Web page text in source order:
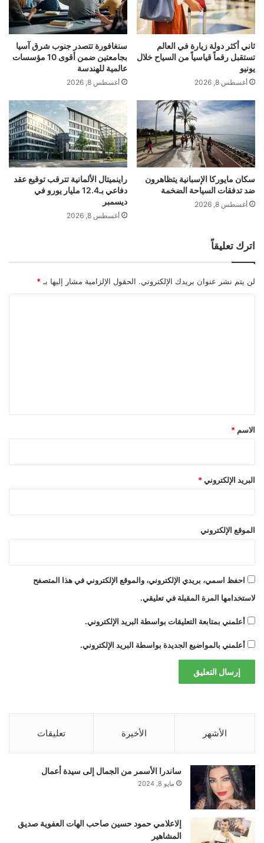
gherlkel.com — إس.اويل الكورية تعود إلى الأرباح بالربع
الأخير بدعم من تراجع الوون
الوسوم
الأرباح الكورية اويل بالربع تعود
ح
ي
س
ك
ن
ه
؟
س
ه
م
ا
ل
س
و
ي
ع
ا
ر
ت
ف
ا
ل
ي
ن
ا
ر
ثاني أكثر دولة زيارة في العالم
تستقبل رقماً قياسياً من السياح خلال
يونيو
أغسطس 8, 2026
سنغافورة تتصدر جنوب شرق آسيا
بجامعتين ضمن أقوى 10 مؤسسات
عالمية للهندسة
أغسطس 8, 2026
سكان مايوركا الإسبانية يتظاهرون
ضد تدفقات السياحة الضخمة
أغسطس 8, 2026
راينميتال الألمانية تترقب توقيع عقد
دفاعي بـ12.4 مليار يورو في
ديسمبر
أغسطس 8, 2026
اترك تعليقاً
لن يتم نشر عنوان بريدك الإلكتروني. الحقول الإلزامية مشار إليها بـ *
*
الاسم *
البريد الإلكتروني*
الموقع الإلكتروني
احفظ اسمي، بريدي الإلكتروني، والموقع الإلكتروني في هذا المتصفح
لاستخدامها المرة المقبلة في تعليقي.
أعلمني بمتابعة التعليقات بواسطة البريد الإلكتروني.
أعلمني بالمواضيع الجديدة بواسطة البريد الإلكتروني.
الأشهر الأخيرة تعليقات
ساندرا الأسمر من الجمال إلى سيدة أعمال
مايو 8, 2024
إلاعلامي حمود حسين صاحب الهات العفوية صديق
المشاهير